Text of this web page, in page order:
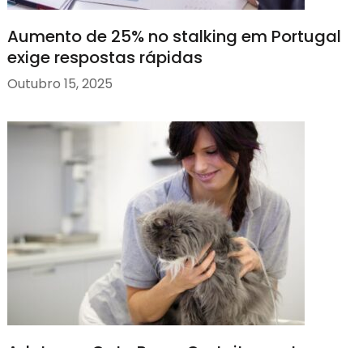
Aumento de 25% no stalking em Portugal
exige respostas rápidas
Outubro 15, 2025